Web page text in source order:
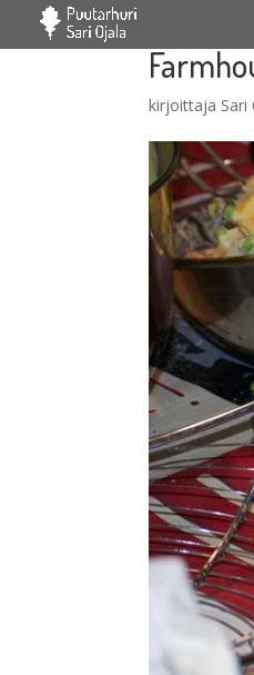
kirjoittaja Sari